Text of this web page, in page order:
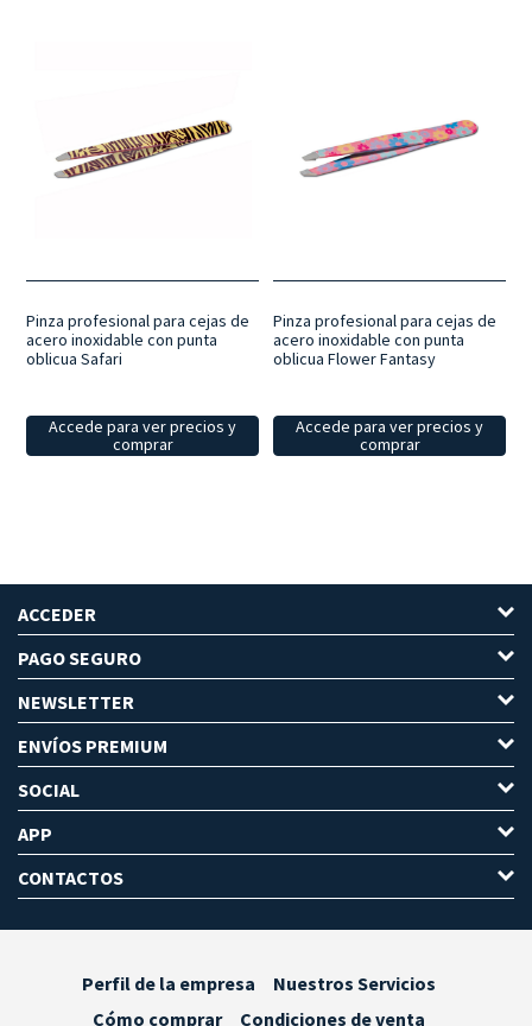
Pinza profesional para cejas de
acero inoxidable con punta
oblicua Safari
Accede para ver precios y
comprar
Pinza profesional para cejas de
acero inoxidable con punta
oblicua Flower Fantasy
Accede para ver precios y
comprar
ACCEDER
PAGO SEGURO
NEWSLETTER
ENVÍOS PREMIUM
SOCIAL
APP
CONTACTOS
Perfil de la empresa
Nuestros Servicios
Cómo comprar
Condiciones de venta